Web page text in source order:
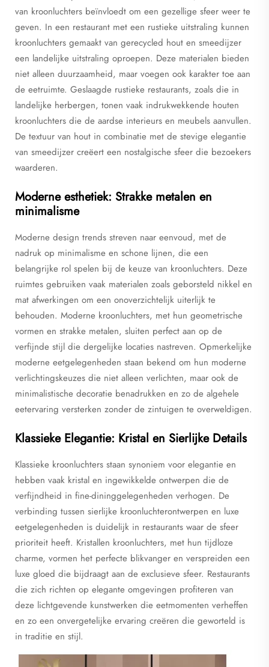
van kroonluchters beïnvloedt om een gezellige sfeer weer te
geven. In een restaurant met een rustieke uitstraling kunnen
kroonluchters gemaakt van gerecycled hout en smeedijzer
een landelijke uitstraling oproepen. Deze materialen bieden
niet alleen duurzaamheid, maar voegen ook karakter toe aan
de eetruimte. Geslaagde rustieke restaurants, zoals die in
landelijke herbergen, tonen vaak indrukwekkende houten
kroonluchters die de aardse interieurs en meubels aanvullen.
De textuur van hout in combinatie met de stevige elegantie
van smeedijzer creëert een nostalgische sfeer die bezoekers
waarderen.
Moderne esthetiek: Strakke metalen en
minimalisme
Moderne design trends streven naar eenvoud, met de
nadruk op minimalisme en schone lijnen, die een
belangrijke rol spelen bij de keuze van kroonluchters. Deze
ruimtes gebruiken vaak materialen zoals geborsteld nikkel en
mat afwerkingen om een onoverzichtelijk uiterlijk te
behouden. Moderne kroonluchters, met hun geometrische
vormen en strakke metalen, sluiten perfect aan op de
verfijnde stijl die dergelijke locaties nastreven. Opmerkelijke
moderne eetgelegenheden staan bekend om hun moderne
verlichtingskeuzes die niet alleen verlichten, maar ook de
minimalistische decoratie benadrukken en zo de algehele
eetervaring versterken zonder de zintuigen te overweldigen.
Klassieke Elegantie: Kristal en Sierlijke Details
Klassieke kroonluchters staan synoniem voor elegantie en
hebben vaak kristal en ingewikkelde ontwerpen die de
verfijndheid in fine-dininggelegenheden verhogen. De
verbinding tussen sierlijke kroonluchterontwerpen en luxe
eetgelegenheden is duidelijk in restaurants waar de sfeer
prioriteit heeft. Kristallen kroonluchters, met hun tijdloze
charme, vormen het perfecte blikvanger en verspreiden een
luxe gloed die bijdraagt aan de exclusieve sfeer. Restaurants
die zich richten op elegante omgevingen profiteren van
deze lichtgevende kunstwerken die eetmomenten verheffen
en zo een onvergetelijke ervaring creëren die geworteld is
in traditie en stijl.